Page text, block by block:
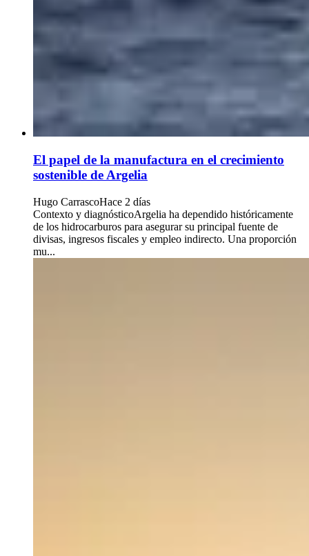
El papel de la manufactura en el crecimiento
sostenible de Argelia
Hugo CarrascoHace 2 días
Contexto y diagnósticoArgelia ha dependido históricamente
de los hidrocarburos para asegurar su principal fuente de
divisas, ingresos fiscales y empleo indirecto. Una proporción
mu...